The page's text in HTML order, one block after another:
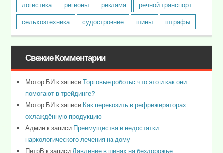
логистика
регионы реклама
речной транспорт
сельхозтехника
судостроение шины штрафы
Свежие Комментарии
Мотор БИк записиТорговые роботы: что это и как они
помогают в трейдинге?
Мотор БИк записиКак перевозить в рефрижераторах
охлаждённую продукцию
Админк записиПреимущества и недостатки
наркологического лечения на дому
ПетрВ к записиДавление в шинах на бездорожье